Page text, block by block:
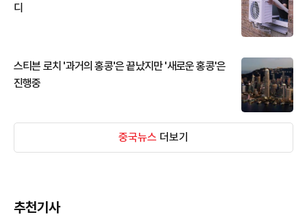
디
스티븐 로치 '과거의 홍콩'은 끝났지만 '새로운 홍콩'은
진행중
중국뉴스 더보기
추천기사